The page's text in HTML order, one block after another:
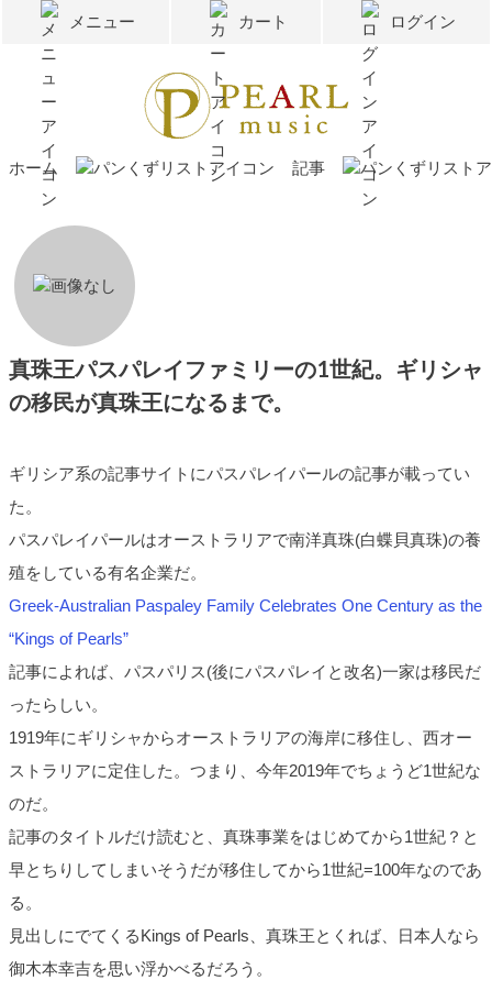
メニュー カート ログイン
ホーム 記事
真珠王パスパレイファミリーの1世紀。ギリシャ
の移民が真珠王になるまで。
ギリシア系の記事サイトにパスパレイパールの記事が載ってい
た。
パスパレイパールはオーストラリアで南洋真珠(白蝶貝真珠)の養
殖をしている有名企業だ。
Greek-Australian Paspaley Family Celebrates One Century as the
“Kings of Pearls”
記事によれば、パスパリス(後にパスパレイと改名)一家は移民だ
ったらしい。
1919年にギリシャからオーストラリアの海岸に移住し、西オー
ストラリアに定住した。つまり、今年2019年でちょうど1世紀な
のだ。
記事のタイトルだけ読むと、真珠事業をはじめてから1世紀？と
早とちりしてしまいそうだが移住してから1世紀=100年なのであ
る。
見出しにでてくるKings of Pearls、真珠王とくれば、日本人なら
御木本幸吉を思い浮かべるだろう。